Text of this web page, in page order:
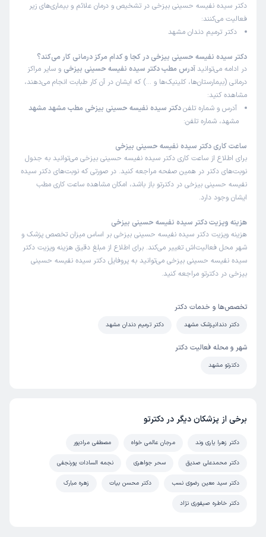
دکتر سیده نفیسه حسینی بیزخی در تشخیص و درمان علائم و بیماری‌های زیر
فعالیت می‌کنند:
دکتر ترمیم دندان مشهد
دکتر سیده نفیسه حسینی بیزخی در کجا و کدام مرکز درمانی کار می‌کند؟
در ادامه می‌توانید آدرس مطب دکتر سیده نفیسه حسینی بیزخی و سایر مراکز
درمانی (بیمارستان‌ها، کلینیک‌ها و …) که ایشان در آن کار طبابت انجام می‌دهند،
مشاهده کنید:
آدرس و شماره تلفندکتر سیده نفیسه حسینی بیزخی مطب مشهد مشهد
مشهد، شماره تلفن:
ساعت کاری دکتر سیده نفیسه حسینی بیزخی
برای اطلاع از ساعت کاری دکتر سیده نفیسه حسینی بیزخی می‌توانید به جدول
نوبت‌های دکتر در همین صفحه مراجعه کنید. در صورتی که نوبت‌های دکتر سیده
نفیسه حسینی بیزخی در دکترتو باز باشد، امکان مشاهده ساعت کاری مطب
ایشان وجود دارد.
هزینه ویزیت دکتر سیده نفیسه حسینی بیزخی
هزینه ویزیت دکتر سیده نفیسه حسینی بیزخی بر اساس میزان تخصص پزشک و
شهر محل فعالیت‌اش تغییر می‌کند. برای اطلاع از مبلغ دقیق هزینه ویزیت دکتر
سیده نفیسه حسینی بیزخی می‌توانید به پروفایل دکتر سیده نفیسه حسینی
بیزخی در دکترتو مراجعه کنید.
تخصص‌ها و خدمات دکتر
دکتر دندانپزشک مشهد دکتر ترمیم دندان مشهد
شهر و محله فعالیت دکتر
دکترتو مشهد
برخی از پزشکان دیگر در دکترتو
دکتر زهرا یاری وند مرجان عالمی خواه مصطفی مرادپور
دکتر محمدعلی صدیق سحر جواهری نجمه السادات پورنجفی
دکتر سید معین رضوی نسب دکتر محسن بیات زهره مبارک
دکتر خاطره صیفوری نژاد